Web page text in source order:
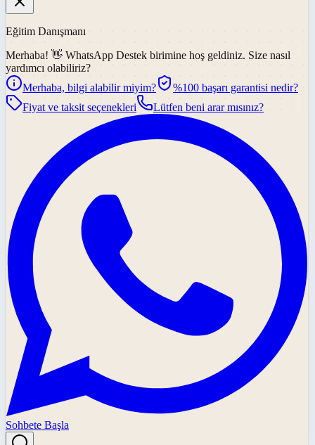
Eğitim Danışmanı
Merhaba! 👋 WhatsApp Destek birimine hoş geldiniz. Size nasıl
yardımcı olabiliriz?
Merhaba, bilgi alabilir miyim?
%100 başarı garantisi nedir?
Fiyat ve taksit seçenekleri
Lütfen beni arar mısınız?
Sohbete Başla